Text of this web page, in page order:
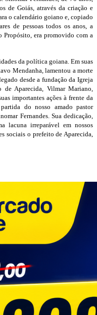
de Goiás, através da criação e
o calendário goiano e, copiado
de pessoas todos os anos, a
Propósito, era promovido com a
da política goiana. Em suas
Mendanha, lamentou a morte
desde a fundação da Igreja
Aparecida, Vilmar Mariano,
importantes ações à frente da
do nosso amado pastor
Fernandes. Sua dedicação,
lacuna irreparável em nossos
sociais o prefeito de Aparecida,